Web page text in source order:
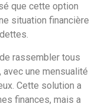
que cette option
situation financière
rassembler tous
une mensualité
Cette solution a
finances, mais a